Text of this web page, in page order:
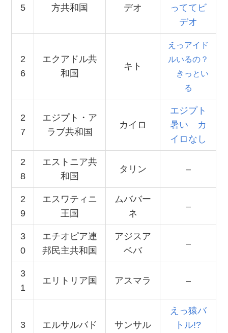
5 方共和国 デオ
っててビ
デオ
2
6
エクアドル共
和国
キト
えっアイド
ルいるの？
きっとい
る
2
7
エジプト・ア
ラブ共和国
カイロ
エジプト
暑い カ
イロなし
2
8
エストニア共
和国
タリン –
2
9
エスワティニ
王国
ムババー
ネ
–
3
0
エチオピア連
邦民主共和国
アジスア
ベバ
–
3
1
エリトリア国 アスマラ –
3
エルサルバド
サンサル
えっ猿バ
トル!?